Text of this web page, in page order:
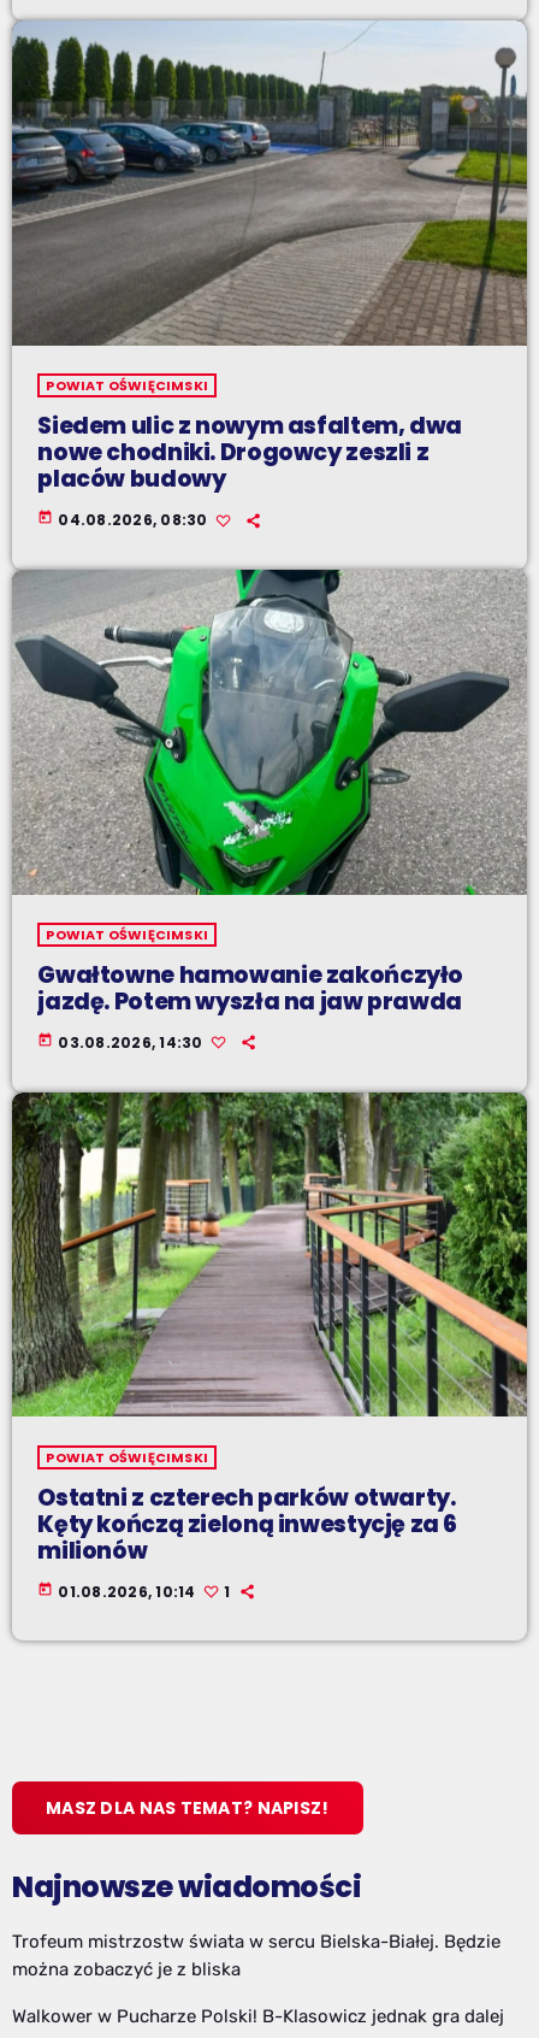
POWIAT OŚWIĘCIMSKI
Siedem ulic z nowym asfaltem, dwa
nowe chodniki. Drogowcy zeszli z
placów budowy
today 04.08.2026, 08:30
POWIAT OŚWIĘCIMSKI
Gwałtowne hamowanie zakończyło
jazdę. Potem wyszła na jaw prawda
today 03.08.2026, 14:30
POWIAT OŚWIĘCIMSKI
Ostatni z czterech parków otwarty.
Kęty kończą zieloną inwestycję za 6
milionów
today 01.08.2026, 10:14 1
MASZ DLA NAS TEMAT? NAPISZ!
Najnowsze wiadomości
Trofeum mistrzostw świata w sercu Bielska-Białej. Będzie
można zobaczyć je z bliska
Walkower w Pucharze Polski! B-Klasowicz jednak gra dalej